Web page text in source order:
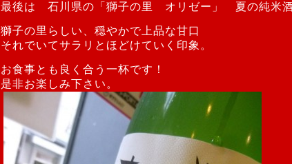
最後は 石川県の「獅子の里 オリゼー」 夏の純米
獅子の里らしい、穏やかで上品な甘口
それでいてサラリとほどけていく印象。
お食事とも良く合う一杯です！
是非お楽しみ下さい。